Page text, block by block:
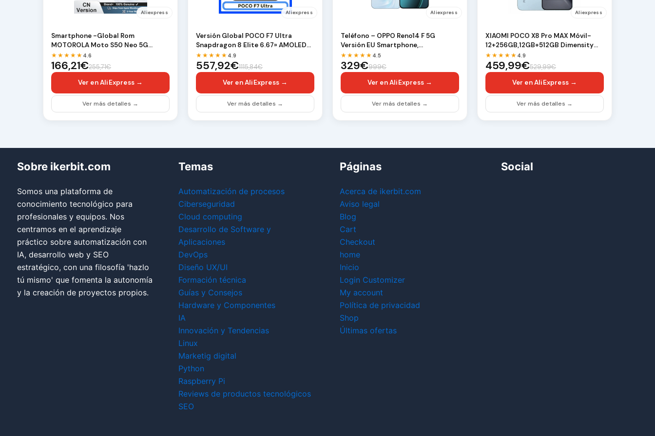
Aliexpress
Smartphone -Global Rom
MOTOROLA Moto S50 Neo 5G
Teléfono 120Hz Smartphone
5000m…
★★★★★ 4.6
166,21€255,71€
Ver en AliExpress →
Ver más detalles →
Aliexpress
Versión Global POCO F7 Ultra
Snapdragon 8 Elite 6.67» AMOLED
Display 50MP Tripl…
★★★★★ 4.9
557,92€1115,84€
Ver en AliExpress →
Ver más detalles →
Aliexpress
Teléfono – OPPO Reno14 F 5G
Versión EU Smartphone,
8GB+256GB Móvil, Cámar…
★★★★★ 4.5
329€999€
Ver en AliExpress →
Ver más detalles →
Aliexpress
XIAOMI POCO X8 Pro MAX Móvil-
12+256GB,12GB+512GB Dimensity
9500s, batería de 8…
★★★★★ 4.9
459,99€529,99€
Ver en AliExpress →
Ver más detalles →
Sobre ikerbit.com
Somos una plataforma de
conocimiento tecnológico para
profesionales y equipos. Nos
centramos en el aprendizaje
práctico sobre automatización con
IA, desarrollo web y SEO
estratégico, con una filosofía 'hazlo
tú mismo' que fomenta la autonomía
y la creación de proyectos propios.
Temas
Automatización de procesos
Ciberseguridad
Cloud computing
Desarrollo de Software y
Aplicaciones
DevOps
Diseño UX/UI
Formación técnica
Guías y Consejos
Hardware y Componentes
IA
Innovación y Tendencias
Linux
Marketig digital
Python
Raspberry Pi
Reviews de productos tecnológicos
SEO
Páginas
Acerca de ikerbit.com
Aviso legal
Blog
Cart
Checkout
home
Inicio
Login Customizer
My account
Política de privacidad
Shop
Últimas ofertas
Social